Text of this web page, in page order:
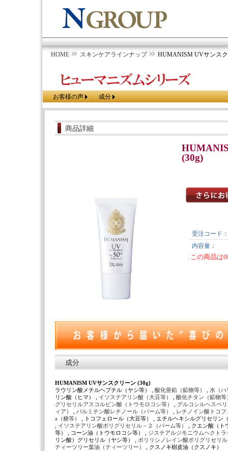
HOME スキンケアラインナップ HUMANISM UVサンス
お客様の声 成分
商品詳細
(30g)
受注コード：
内容量：
この商品は
成分
HUMANISM UVサンスクリーン (30g)
ラウリン酸メチルヘプチル（ヤシ等） , 酸化亜鉛（鉱物等）
水（ハ
リン酸（ヒマ） ,
イソステアリン酸（大豆等）
酸化チタン（鉱物
グリセリルアスコルビン酸（トウモロコシ等）
グルコシルヘスペ
ィア）
パルミチン酸レチノール（パーム等）
レチノイン酸トコ
a（糖等）
, トコフェロール（大豆等） , エチルヘキシルグリセリ
イソステアリン酸ポリグリセリル－２（パーム等）
, クエン酸（
等） , コーン油（トウモロコシ等） ,
ジステアルジモニウムヘクト
リン酸）グリセリル（ヤシ等） ,
ポリリシノレイン酸ポリグリセリ
ティーツリー葉油（ティーツリー）
, クスノキ樹皮油（クスノキ）